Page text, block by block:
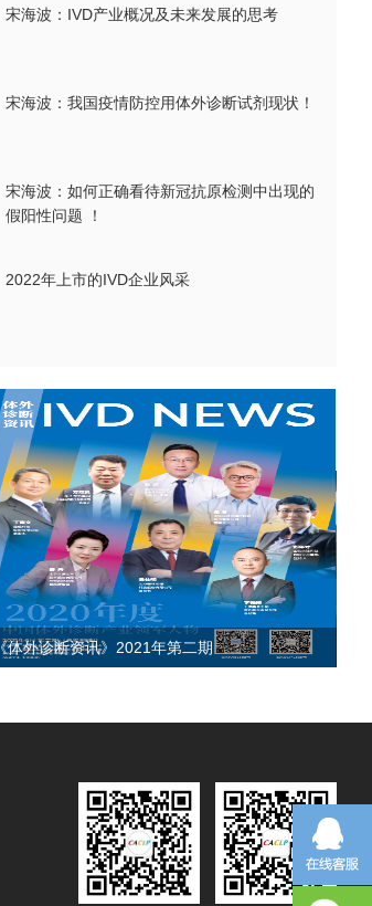
宋海波：IVD产业概况及未来发展的思考
宋海波：我国疫情防控用体外诊断试剂现状！
宋海波：如何正确看待新冠抗原检测中出现的
假阳性问题 ！
2022年上市的IVD企业风采
《体外诊断资讯》2021年第二期